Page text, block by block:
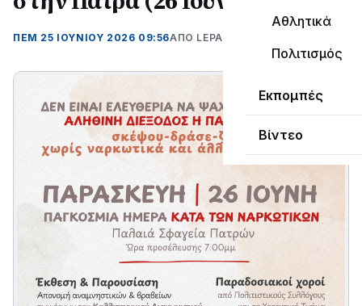
Αθλητικά
Πολιτισμός
Εκπομπές
Βίντεο
ΠΕΜ 25 ΙΟΥΝΊΟΥ 2026 09:56ΑΠΌ LEPANTO RTV